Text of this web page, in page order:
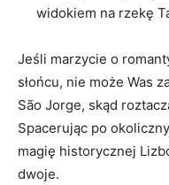
widokiem na rzekę
Jeśli marzycie o
słońcu, nie może Was
São Jorge, skąd
Spacerując po
magię historycznej
dwoje.